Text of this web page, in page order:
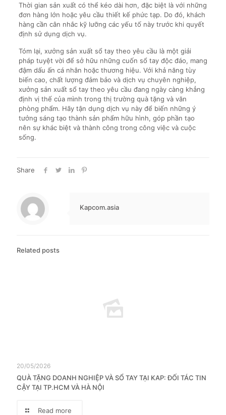
Thời gian sản xuất có thể kéo dài hơn, đặc biệt là với những
đơn hàng lớn hoặc yêu cầu thiết kế phức tạp. Do đó, khách
hàng cần cân nhắc kỹ lưỡng các yếu tố này trước khi quyết
định sử dụng dịch vụ.
Tóm lại, xưởng sản xuất sổ tay theo yêu cầu là một giải
pháp tuyệt vời để sở hữu những cuốn sổ tay độc đáo, mang
đậm dấu ấn cá nhân hoặc thương hiệu. Với khả năng tùy
biến cao, chất lượng đảm bảo và dịch vụ chuyên nghiệp,
xưởng sản xuất sổ tay theo yêu cầu đang ngày càng khẳng
định vị thế của mình trong thị trường quà tặng và văn
phòng phẩm. Hãy tận dụng dịch vụ này để biến những ý
tưởng sáng tạo thành sản phẩm hữu hình, góp phần tạo
nên sự khác biệt và thành công trong công việc và cuộc
sống.
Share
Kapcom.asia
Related posts
20/05/2026
QUÀ TẶNG DOANH NGHIỆP VÀ SỔ TAY TẠI KAP: ĐỐI TÁC TIN
CẬY TẠI TP.HCM VÀ HÀ NỘI
Read more